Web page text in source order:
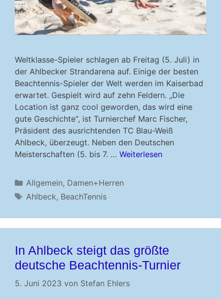
Weltklasse-Spieler schlagen ab Freitag (5. Juli) in
der Ahlbecker Strandarena auf. Einige der besten
Beachtennis-Spieler der Welt werden im Kaiserbad
erwartet. Gespielt wird auf zehn Feldern. „Die
Location ist ganz cool geworden, das wird eine
gute Geschichte“, ist Turnierchef Marc Fischer,
Präsident des ausrichtenden TC Blau-Weiß
Ahlbeck, überzeugt. Neben den Deutschen
Meisterschaften (5. bis 7. … Weiterlesen
Kategorien
Allgemein, Damen+Herren
Schlagwörter
Ahlbeck, BeachTennis
In Ahlbeck steigt das größte
deutsche Beachtennis-Turnier
5. Juni 2023 von Stefan Ehlers